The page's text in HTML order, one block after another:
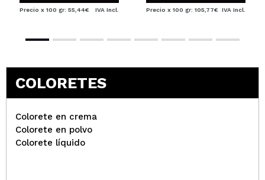
Precio x 100 gr: 55,44€ IVA Incl. Precio x 100 gr: 105,77€ IVA Incl.
COLORETES
Colorete en crema
Colorete en polvo
Colorete líquido